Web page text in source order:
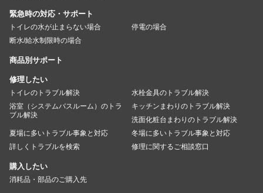
緊急時の対応・サポート
トイレの水が止まらない場合
停電の場合
断水/給水制限時の場合
商品別サポート
修理したい
トイレのトラブル解決
水栓金具のトラブル解決
浴室（システムバスルーム）のトラ
ブル解決
キッチンまわりのトラブル解決
洗面化粧台まわりのトラブル解決
夏場に多いトラブル事象と対応
冬場に多いトラブル事象と対応
詳しくトラブルを検索
修理に関するご相談窓口
購入したい
消耗品・部品のご購入先